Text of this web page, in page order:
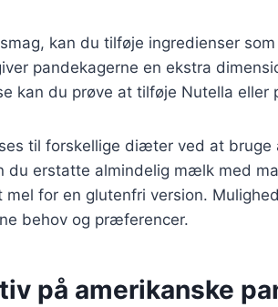
kan du tilføje ingredienser
pandekagerne en ekstra
kan du prøve at tilføje Nutella
til forskellige diæter ved at bruge
du erstatte almindelig mælk med
for en glutenfri version.
behov og præferencer.
på amerikanske